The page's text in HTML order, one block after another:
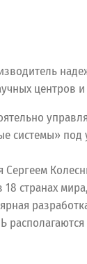
центров
системы»
18 странах